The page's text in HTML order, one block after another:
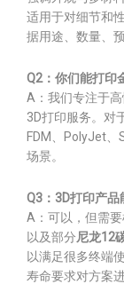
适用于对细节和
据用途、数量、
Q2：你们能打印
A：我们专注于
3D打印服务。对
FDM、PolyJet、
场景。
Q3：3D打印产品
A：可以，但需
以及部分尼龙12
以满足很多终端
寿命要求对方案